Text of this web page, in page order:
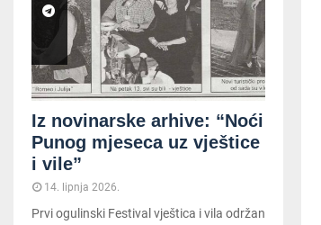
Iz novinarske arhive: “Noći
Punog mjeseca uz vještice
i vile”
14. lipnja 2026.
Prvi ogulinski Festival vještica i vila održan